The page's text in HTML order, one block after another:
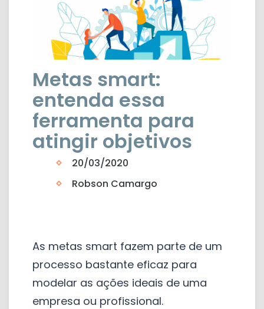
Metas smart:
entenda essa
ferramenta para
atingir objetivos
20/03/2020
Robson Camargo
As metas smart fazem parte de um
processo bastante eficaz para
modelar as ações ideais de uma
empresa ou profissional.